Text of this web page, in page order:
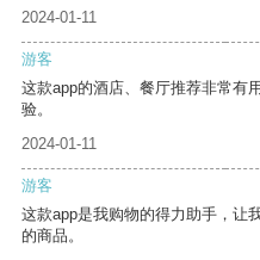
2024-01-11
游客
这款app的酒店、餐厅推荐非常有
验。
2024-01-11
游客
这款app是我购物的得力助手，让
的商品。